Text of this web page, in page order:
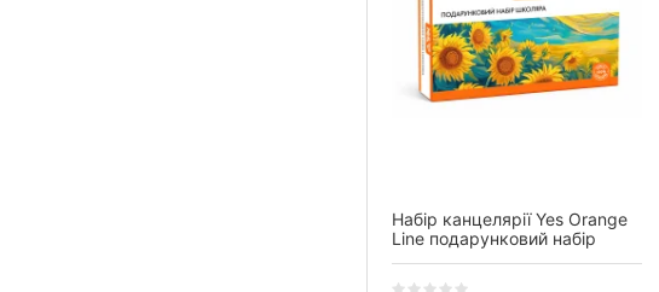
Набір канцелярії Yes Orange
Line подарунковий набір